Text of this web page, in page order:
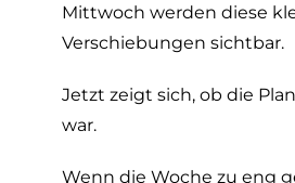
Mittwoch werden diese
Verschiebungen sichtbar.
Jetzt zeigt sich, ob die
war.
Wenn die Woche zu eng